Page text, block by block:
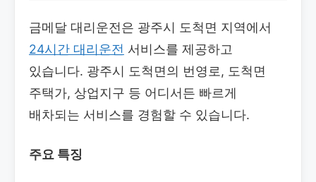
금메달 대리운전은 광주시 도척면 지역에서
24시간 대리운전 서비스를 제공하고
있습니다. 광주시 도척면의 번영로, 도척면
주택가, 상업지구 등 어디서든 빠르게
배차되는 서비스를 경험할 수 있습니다.
주요 특징